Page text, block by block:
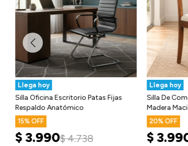
Llega hoy
Silla Oficina Escritorio Patas Fijas
Respaldo Anatómico
15
$3.990$ 4.738
Llega hoy
Silla De
Madera
20
$